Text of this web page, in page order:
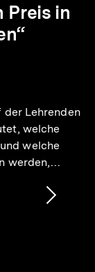
Preis in
der Lehrenden
welche
welche
werden,…